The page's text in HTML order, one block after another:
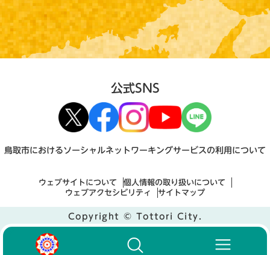
公式SNS
鳥取市におけるソーシャルネットワーキングサービスの利用について
ウェブサイトについて
個人情報の取り扱いについて
ウェブアクセシビリティ
サイトマップ
Copyright © Tottori City.